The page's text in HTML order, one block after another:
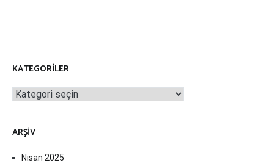
KATEGORILER
Kategoriler
ARŞIV
Nisan 2025